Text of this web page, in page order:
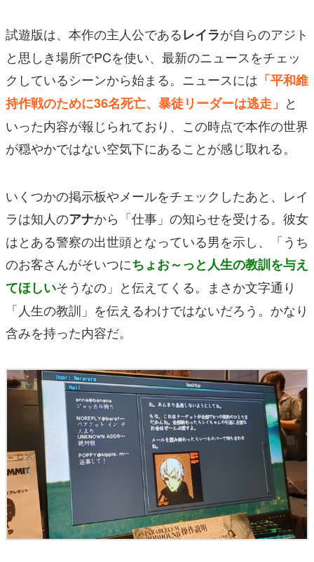
試遊版は、本作の主人公であるレイラが自らのアジト
と思しき場所でPCを使い、最新のニュースをチェッ
クしているシーンから始まる。ニュースには 「平和維
持作戦のために36名死亡、暴徒リーダーは逃走」 と
いった内容が報じられており、この時点で本作の世界
が穏やかではない空気下にあることが感じ取れる。
いくつかの掲示板やメールをチェックしたあと、レイ
ラは知人のアナから「仕事」の知らせを受ける。彼女
はとある警察の出世頭となっている男を示し、「うち
のお客さんがそいつにちょお～っと人生の教訓を与え
てほしいそうなの」と伝えてくる。まさか文字通り
「人生の教訓」を伝えるわけではないだろう。かなり
含みを持った内容だ。